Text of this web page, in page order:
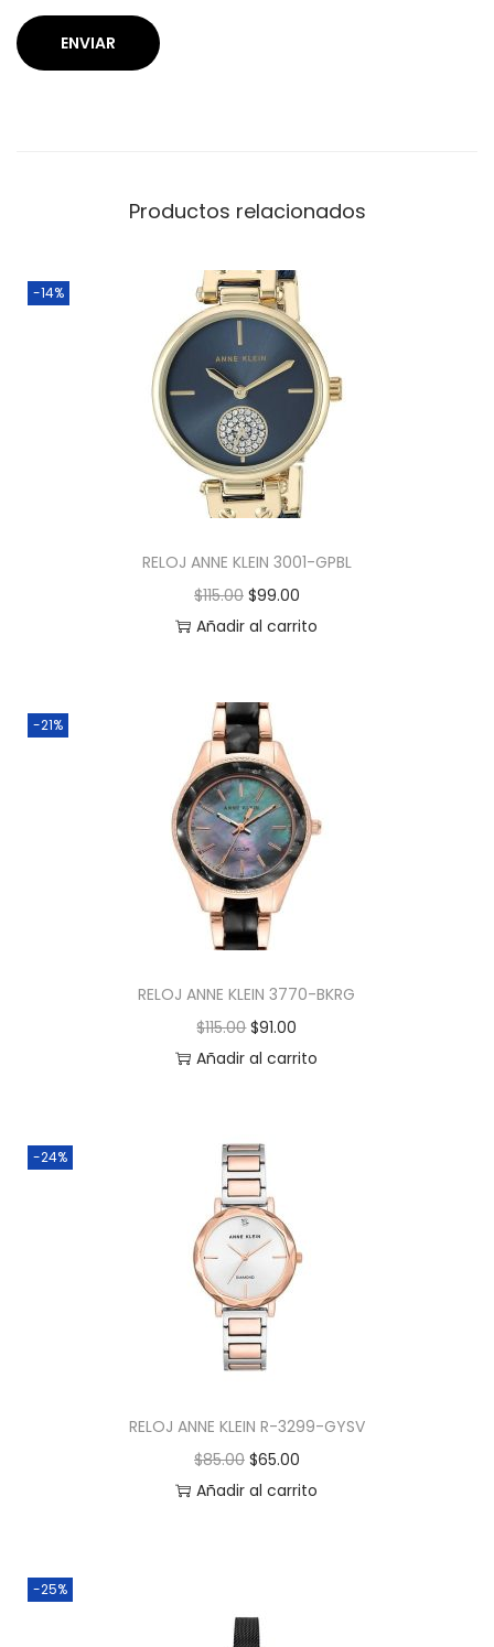
Productos relacionados
-14%
RELOJ ANNE KLEIN 3001-GPBL
$115.00 $99.00
Añadir al carrito
-21%
RELOJ ANNE KLEIN 3770-BKRG
$115.00 $91.00
Añadir al carrito
-24%
RELOJ ANNE KLEIN R-3299-GYSV
$85.00 $65.00
Añadir al carrito
-25%